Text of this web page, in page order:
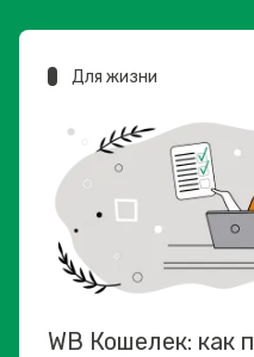
Для жизни
WB Кошелек: как